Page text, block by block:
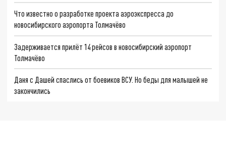
Что известно о разработке проекта аэроэкспресса до
новосибирского аэропорта Толмачёво
Задерживается прилёт 14 рейсов в новосибирский аэропорт
Толмачёво
Даня с Дашей спаслись от боевиков ВСУ. Но беды для малышей не
закончились